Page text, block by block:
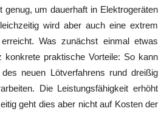
genug, um dauerhaft in Elektrogeräten
wird aber auch eine extrem
Was zunächst einmal etwas
konkrete praktische Vorteile: So kann
neuen Lötverfahrens rund dreißig
Die Leistungsfähigkeit erhöht
geht dies aber nicht auf Kosten der